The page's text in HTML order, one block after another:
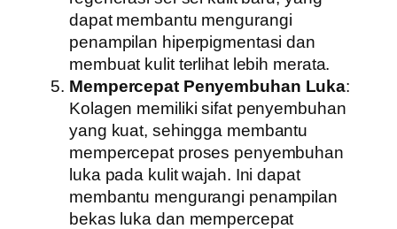
dapat membantu mengurangi
penampilan hiperpigmentasi dan
membuat kulit terlihat lebih merata.
Mempercepat Penyembuhan Luka:
Kolagen memiliki sifat penyembuhan
yang kuat, sehingga membantu
mempercepat proses penyembuhan
luka pada kulit wajah. Ini dapat
membantu mengurangi penampilan
bekas luka dan mempercepat